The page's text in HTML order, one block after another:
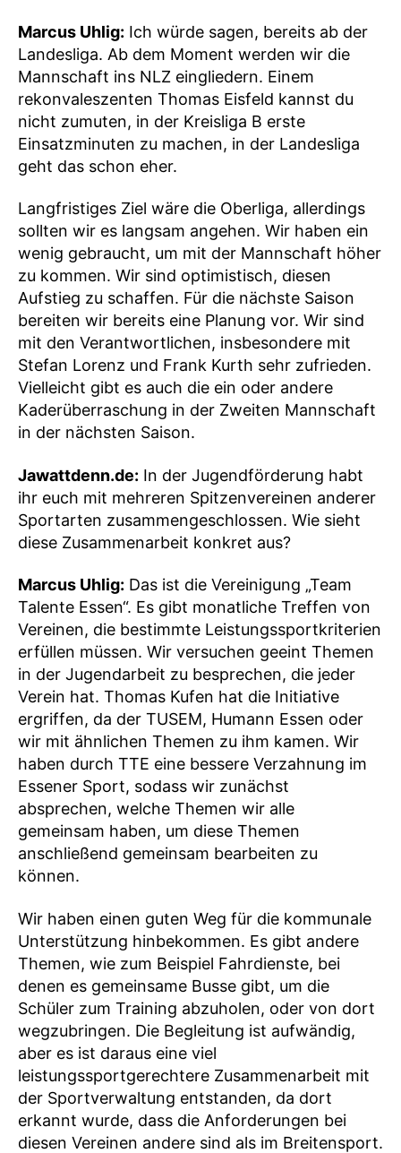
Marcus Uhlig: Ich würde sagen, bereits ab der
Landesliga. Ab dem Moment werden wir die
Mannschaft ins NLZ eingliedern. Einem
rekonvaleszenten Thomas Eisfeld kannst du
nicht zumuten, in der Kreisliga B erste
Einsatzminuten zu machen, in der Landesliga
geht das schon eher.
Langfristiges Ziel wäre die Oberliga, allerdings
sollten wir es langsam angehen. Wir haben ein
wenig gebraucht, um mit der Mannschaft höher
zu kommen. Wir sind optimistisch, diesen
Aufstieg zu schaffen. Für die nächste Saison
bereiten wir bereits eine Planung vor. Wir sind
mit den Verantwortlichen, insbesondere mit
Stefan Lorenz und Frank Kurth sehr zufrieden.
Vielleicht gibt es auch die ein oder andere
Kaderüberraschung in der Zweiten Mannschaft
in der nächsten Saison.
Jawattdenn.de: In der Jugendförderung habt
ihr euch mit mehreren Spitzenvereinen anderer
Sportarten zusammengeschlossen. Wie sieht
diese Zusammenarbeit konkret aus?
Marcus Uhlig: Das ist die Vereinigung „Team
Talente Essen“. Es gibt monatliche Treffen von
Vereinen, die bestimmte Leistungssportkriterien
erfüllen müssen. Wir versuchen geeint Themen
in der Jugendarbeit zu besprechen, die jeder
Verein hat. Thomas Kufen hat die Initiative
ergriffen, da der TUSEM, Humann Essen oder
wir mit ähnlichen Themen zu ihm kamen. Wir
haben durch TTE eine bessere Verzahnung im
Essener Sport, sodass wir zunächst
absprechen, welche Themen wir alle
gemeinsam haben, um diese Themen
anschließend gemeinsam bearbeiten zu
können.
Wir haben einen guten Weg für die kommunale
Unterstützung hinbekommen. Es gibt andere
Themen, wie zum Beispiel Fahrdienste, bei
denen es gemeinsame Busse gibt, um die
Schüler zum Training abzuholen, oder von dort
wegzubringen. Die Begleitung ist aufwändig,
aber es ist daraus eine viel
leistungssportgerechtere Zusammenarbeit mit
der Sportverwaltung entstanden, da dort
erkannt wurde, dass die Anforderungen bei
diesen Vereinen andere sind als im Breitensport.